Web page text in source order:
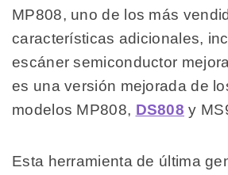
MP808, uno de los más
características adicionales,
escáner semiconductor
es una versión mejorada de
modelos MP808, DS808 y
Esta herramienta de última